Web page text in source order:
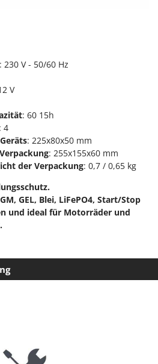
: 230 V - 50/60 Hz
V
: 60 15h
: 4
: 225x80x50 mm
: 255x155x60 mm
der Verpackung: 0,7 / 0,65 kg
GEL, Blei, LiFePO4, Start/Stop
und ideal für Motorräder und